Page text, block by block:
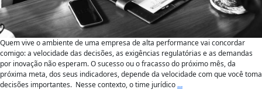
Quem vive o ambiente de uma empresa de alta performance vai concordar
comigo: a velocidade das decisões, as exigências regulatórias e as demandas
por inovação não esperam. O sucesso ou o fracasso do próximo mês, da
próxima meta, dos seus indicadores, depende da velocidade com que você toma
decisões importantes. Nesse contexto, o time jurídico …